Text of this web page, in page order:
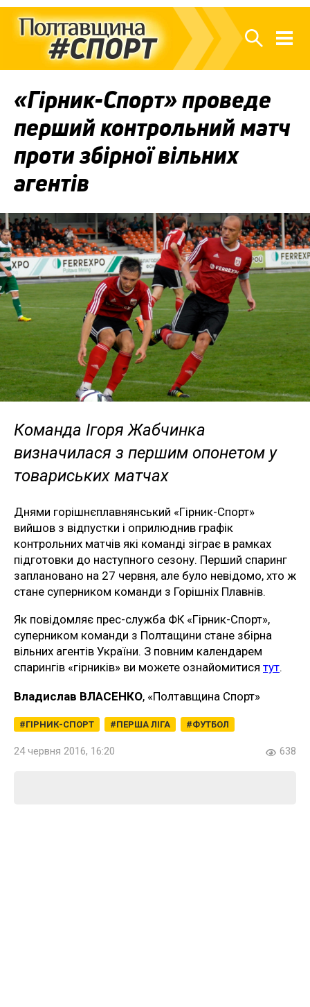
«Гірник-Спорт» проведе
перший контрольний матч
проти збірної вільних
агентів
Команда Ігоря Жабчинка
визначилася з першим опонетом у
товариських матчах
Днями горішнєплавнянський «Гірник-Спорт»
вийшов з відпустки і оприлюднив графік
контрольних матчів які команді зіграє в рамках
підготовки до наступного сезону. Перший спаринг
заплановано на 27 червня, але було невідомо, хто ж
стане суперником команди з Горішніх Плавнів.
Як повідомляє прес-служба ФК «Гірник-Спорт»,
суперником команди з Полтащини стане збірна
вільних агентів України. З повним календарем
спарингів «гірників» ви можете ознайомитися тут.
Владислав ВЛАСЕНКО, «Полтавщина Спорт»
ГІРНИК-СПОРТ ПЕРША ЛІГА ФУТБОЛ
24 червня 2016, 16:20 638